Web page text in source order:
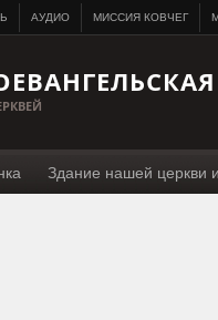
АУДИО МИССИЯ КОВЧЕГ
Здание нашей церкви